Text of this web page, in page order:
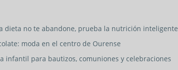
dieta no te abandone, prueba la nutrición inteligente
moda en el centro de Ourense
infantil para bautizos, comuniones y celebraciones